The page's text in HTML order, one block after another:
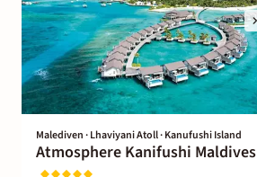
Malediven · Lhaviyani Atoll · Kanufushi Island
Atmosphere Kanifushi Maldives